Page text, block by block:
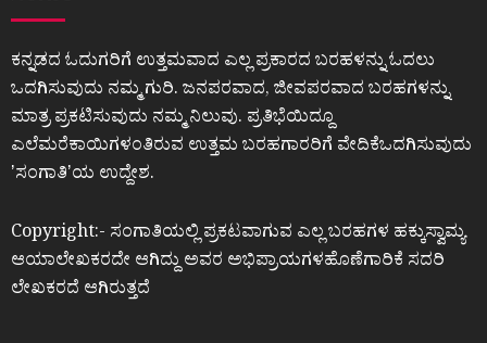
ಕನ್ನಡದ ಓದುಗರಿಗೆ ಉತ್ತಮವಾದ ಎಲ್ಲ ಪ್ರಕಾರದ ಬರಹಳನ್ನು ಓದಲು
ಒದಗಿಸುವುದು ನಮ್ಮ ಗುರಿ. ಜನಪರವಾದ, ಜೀವಪರವಾದ ಬರಹಗಳನ್ನು
ಮಾತ್ರ ಪ್ರಕಟಿಸುವುದು ನಮ್ಮ ನಿಲುವು. ಪ್ರತಿಭೆಯಿದ್ದೂ
ಎಲೆಮರೆಕಾಯಿಗಳಂತಿರುವ ಉತ್ತಮ ಬರಹಗಾರರಿಗೆ ವೇದಿಕೆಒದಗಿಸುವುದು
ʼಸಂಗಾತಿʼಯ ಉದ್ದೇಶ.
Copyright:- ಸಂಗಾತಿಯಲ್ಲಿ ಪ್ರಕಟವಾಗುವ ಎಲ್ಲ ಬರಹಗಳ ಹಕ್ಕುಸ್ವಾಮ್ಯ
ಆಯಾಲೇಖಕರದೇ ಆಗಿದ್ದು ಅವರ ಅಭಿಪ್ರಾಯಗಳಹೊಣೆಗಾರಿಕೆ ಸದರಿ
ಲೇಖಕರದೆ ಆಗಿರುತ್ತದೆ